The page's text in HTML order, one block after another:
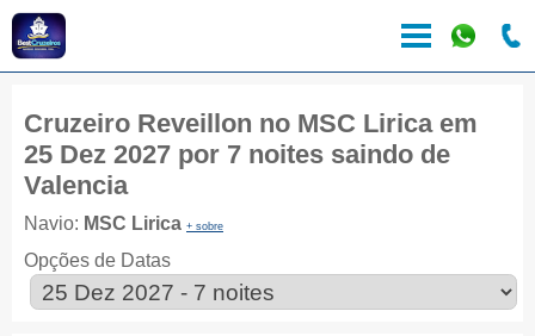
Cruzeiro Reveillon no MSC Lirica em
25 Dez 2027 por 7 noites saindo de
Valencia
Navio: MSC Lirica + sobre
Opções de Datas